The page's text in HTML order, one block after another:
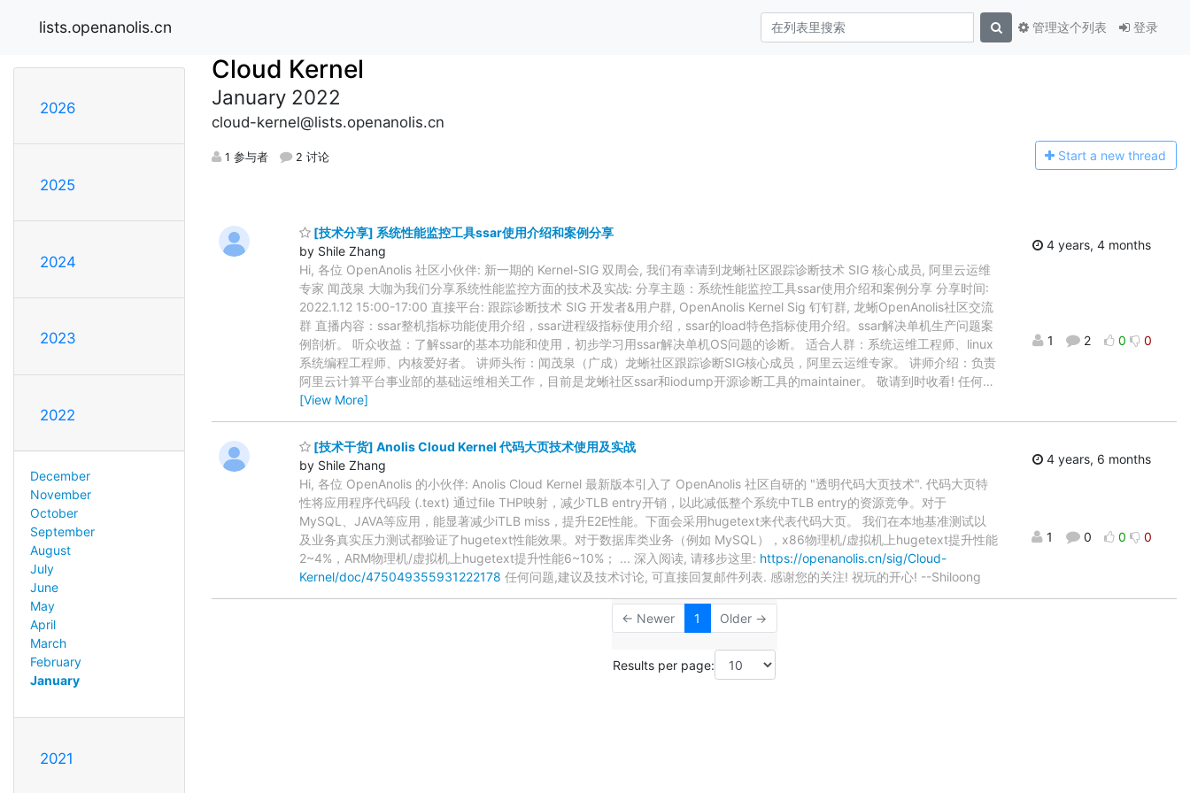
lists.openanolis.cn 登录
管理这个列表
2026
2025
2024
2023
2022
December
November
October
September
August
July
June
May
April
March
February
January
2021
Cloud Kernel
January 2022
cloud-kernel@lists.openanolis.cn
1 参与者 2 讨论 Start a new thread
[技术分享] 系统性能监控工具ssar使用介绍和案例分享
by Shile Zhang
Hi, 各位 OpenAnolis 社区小伙伴: 新一期的 Kernel-SIG 双周会, 我们有幸请到龙蜥社区跟踪诊断技术 SIG 核心成员, 阿里云运维
专家 闻茂泉 大咖为我们分享系统性能监控方面的技术及实战: 分享主题：系统性能监控工具ssar使用介绍和案例分享 分享时间:
2022.1.12 15:00-17:00 直接平台: 跟踪诊断技术 SIG 开发者&用户群, OpenAnolis Kernel Sig 钉钉群, 龙蜥OpenAnolis社区交流
群 直播内容：ssar整机指标功能使用介绍，ssar进程级指标使用介绍，ssar的load特色指标使用介绍。ssar解决单机生产问题案
例剖析。 听众收益：了解ssar的基本功能和使用，初步学习用ssar解决单机OS问题的诊断。 适合人群：系统运维工程师、linux
系统编程工程师、内核爱好者。 讲师头衔：闻茂泉（广成）龙蜥社区跟踪诊断SIG核心成员，阿里云运维专家。 讲师介绍：负责
阿里云计算平台事业部的基础运维相关工作，目前是龙蜥社区ssar和iodump开源诊断工具的maintainer。 敬请到时收看! 任何…
[View More]
4 years, 4 months
1 2 0 0
[技术干货] Anolis Cloud Kernel 代码大页技术使用及实战
by Shile Zhang
Hi, 各位 OpenAnolis 的小伙伴: Anolis Cloud Kernel 最新版本引入了 OpenAnolis 社区自研的 "透明代码大页技术". 代码大页特
性将应用程序代码段 (.text) 通过file THP映射，减少TLB entry开销，以此减低整个系统中TLB entry的资源竞争。对于
MySQL、JAVA等应用，能显著减少iTLB miss，提升E2E性能。下面会采用hugetext来代表代码大页。 我们在本地基准测试以
及业务真实压力测试都验证了hugetext性能效果。对于数据库类业务（例如 MySQL），x86物理机/虚拟机上hugetext提升性能
2~4%，ARM物理机/虚拟机上hugetext提升性能6~10%； ... 深入阅读, 请移步这里: https://openanolis.cn/sig/Cloud-
Kernel/doc/475049355931222178 任何问题,建议及技术讨论, 可直接回复邮件列表. 感谢您的关注! 祝玩的开心! --Shiloong
4 years, 6 months
1 0 0 0
← Newer 1 Older →
Results per page: